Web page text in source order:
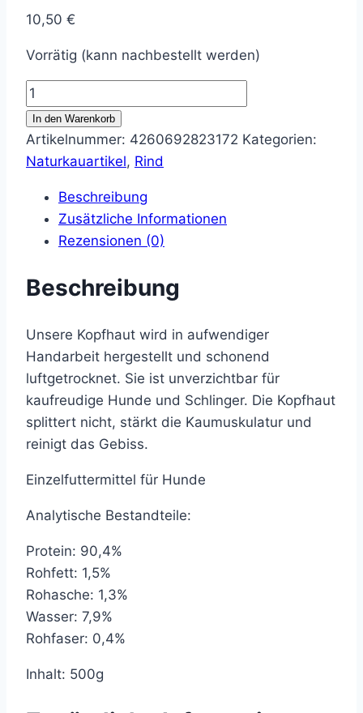
10,50 €
Vorrätig (kann nachbestellt werden)
Rinderkopfhaut
35cm
luftgetrocknet
Menge
In den Warenkorb
Artikelnummer: 4260692823172 Kategorien:
Naturkauartikel, Rind
Beschreibung
Zusätzliche Informationen
Rezensionen (0)
Beschreibung
Unsere Kopfhaut wird in aufwendiger
Handarbeit hergestellt und schonend
luftgetrocknet. Sie ist unverzichtbar für
kaufreudige Hunde und Schlinger. Die Kopfhaut
splittert nicht, stärkt die Kaumuskulatur und
reinigt das Gebiss.
Einzelfuttermittel für Hunde
Analytische Bestandteile:
Protein: 90,4%
Rohfett: 1,5%
Rohasche: 1,3%
Wasser: 7,9%
Rohfaser: 0,4%
Inhalt: 500g